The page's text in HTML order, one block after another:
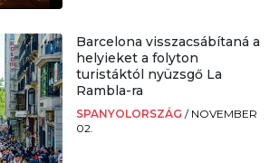
Barcelona visszacsábítaná a
helyieket a folyton
turistáktól nyüzsgő La
Rambla-ra
SPANYOLORSZÁG / NOVEMBER
02.